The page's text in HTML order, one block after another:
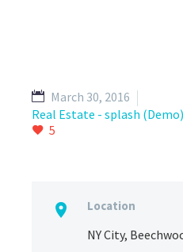
March 30, 2016
Real Estate - splash (Demo)
5
 Location
NY City,